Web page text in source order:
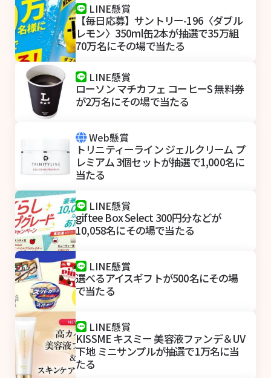
LINE懸賞
【毎日応募】サントリー-196〈ダブル
レモン〉350ml缶2本が抽選で35万組
70万名にその場で当たる
LINE懸賞
ローソン マチカフェ コーヒーS 無料券
が2万名にその場で当たる
Web懸賞
トリニティーライン ジェルクリーム プ
レミアム 3個セットが抽選で1,000名に
当たる
LINE懸賞
giftee Box Select 300円分などが
10,058名にその場で当たる
LINE懸賞
選べるアイスギフトが500名にその場
で当たる
LINE懸賞
KISSME キスミー 美容液ファンデ＆UV
下地 ミニサンプルが抽選で1万名に当
たる